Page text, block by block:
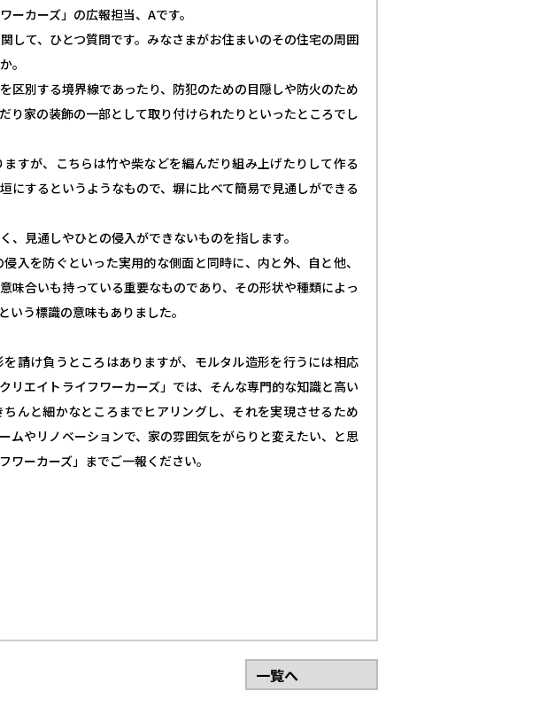
カーズ」の広報担当、Aです。
して、ひとつ質問です。みなさまがお住まいのその住宅の周囲
。
区別する境界線であったり、防犯のための目隠しや防火のため
り家の装飾の一部として取り付けられたりといったところでし
すが、こちらは竹や柴などを編んだり組み上げたりして作る
にするというようなもので、塀に比べて簡易で見通しができる
見通しやひとの侵入ができないものを指します。
入を防ぐといった実用的な側面と同時に、内と外、自と他、
味合いも持っている重要なものであり、その形状や種類によっ
いう標識の意味もありました。
請け負うところはありますが、モルタル造形を行うには相応
リエイトライフワーカーズ」では、そんな専門的な知識と高い
んと細かなところまでヒアリングし、それを実現させるため
ムやリノベーションで、家の雰囲気をがらりと変えたい、と思
ーカーズ」までご一報ください。
一覧へ